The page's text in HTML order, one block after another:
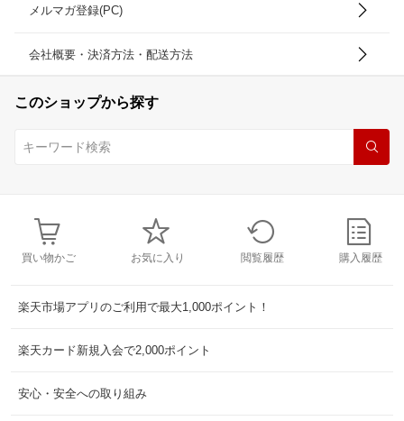
メルマガ登録(PC)
会社概要・決済方法・配送方法
このショップから探す
買い物かご お気に入り 閲覧履歴 購入履歴
楽天市場アプリのご利用で最大1,000ポイント！
楽天カード新規入会で2,000ポイント
安心・安全への取り組み